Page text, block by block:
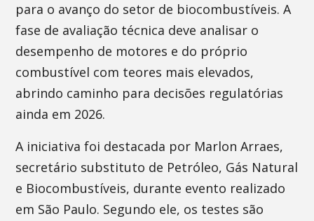
para o avanço do setor de biocombustíveis. A
fase de avaliação técnica deve analisar o
desempenho de motores e do próprio
combustível com teores mais elevados,
abrindo caminho para decisões regulatórias
ainda em 2026.
A iniciativa foi destacada por Marlon Arraes,
secretário substituto de Petróleo, Gás Natural
e Biocombustíveis, durante evento realizado
em São Paulo. Segundo ele, os testes são